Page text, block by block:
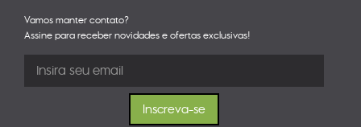
Vamos manter contato?
Assine para receber novidades e ofertas exclusivas!